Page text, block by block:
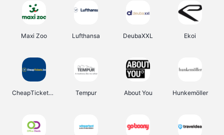
Maxi Zoo Lufthansa DeubaXXL Ekoi
CheapTickets.be Tempur About You Hunkemöller